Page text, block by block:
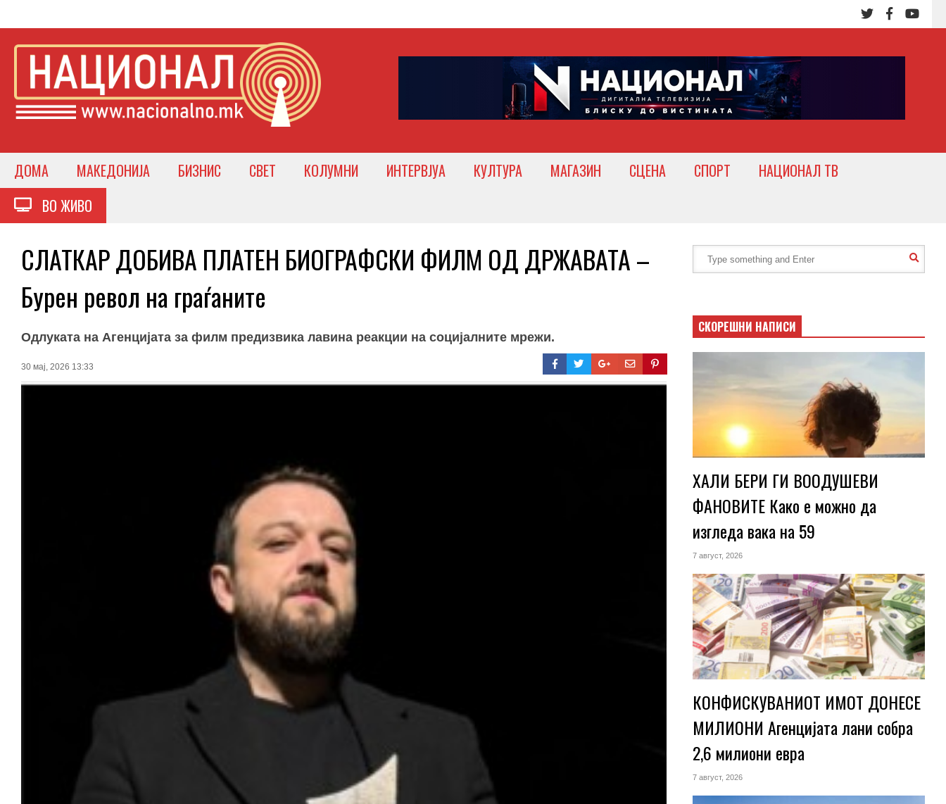
ДОМА МАКЕДОНИЈА БИЗНИС СВЕТ КОЛУМНИ ИНТЕРВЈУА КУЛТУРА МАГАЗИН СЦЕНА СПОРТ
НАЦИОНАЛ ТВ
ВО ЖИВО
СЛАТКАР ДОБИВА ПЛАТЕН БИОГРАФСКИ ФИЛМ ОД ДРЖАВАТА –
Бурен револ на граѓаните
Одлуката на Агенцијата за филм предизвика лавина реакции на социјалните мрежи.
30 мај, 2026 13:33
СКОРЕШНИ НАПИСИ
ХАЛИ БЕРИ ГИ ВООДУШЕВИ
ФАНОВИТЕ Како е можно да
изгледа вака на 59
7 август, 2026
КОНФИСКУВАНИОТ ИМОТ ДОНЕСЕ
МИЛИОНИ Агенцијата лани собра
2,6 милиони евра
7 август, 2026